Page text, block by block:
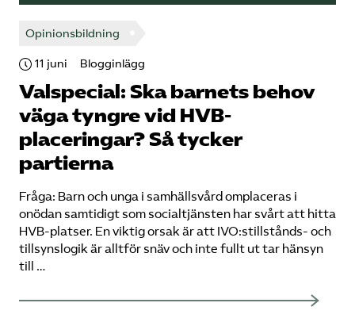
Opinionsbildning
11 juni Blogginlägg
Valspecial: Ska barnets behov
väga tyngre vid HVB-
placeringar? Så tycker
partierna
Fråga: Barn och unga i samhällsvård omplaceras i
onödan samtidigt som socialtjänsten har svårt att hitta
HVB-platser. En viktig orsak är att IVO:stillstånds- och
tillsynslogik är alltför snäv och inte fullt ut tar hänsyn
till …